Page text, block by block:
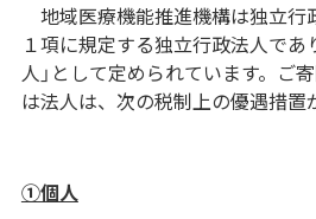
地域医療機能推進機構は独立行
１項に規定する独立行政法人であ
人」として定められています。ご
は法人は、次の税制上の優遇措置
①個人